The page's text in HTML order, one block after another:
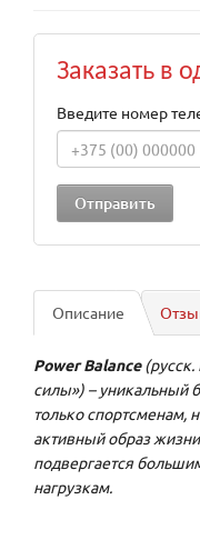
Заказать в
Введите номер
Описание
Power Balance
силы») – уникальный
только спортсменам,
активный образ
подвергается
нагрузкам.